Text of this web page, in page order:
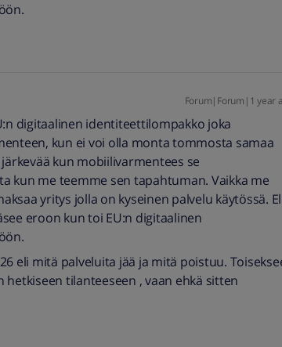
Forum|Forum|1 year
digitaalinen identiteettilompakko joka
kun ei voi olla monta tommosta samaa
kun mobiilivarmentees se
kun me teemme sen tapahtuman. Vaikka me
yritys jolla on kyseinen palvelu käytössä.
eroon kun toi EU:n digitaalinen
eli mitä palveluita jää ja mitä poistuu.
tilanteeseen , vaan ehkä sitten